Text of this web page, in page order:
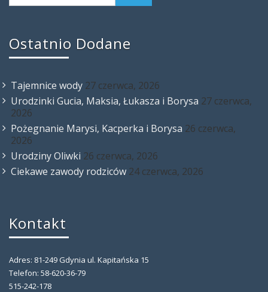
Ostatnio Dodane
Tajemnice wody 27 czerwca, 2026
Urodzinki Gucia, Maksia, Łukasza i Borysa 27 czerwca,
2026
Pożegnanie Marysi, Kacperka i Borysa 26 czerwca,
2026
Urodziny Oliwki 26 czerwca, 2026
Ciekawe zawody rodziców 24 czerwca, 2026
Kontakt
Adres: 81-249 Gdynia ul. Kapitańska 15
Telefon: 58-620-36-79
515-242-178